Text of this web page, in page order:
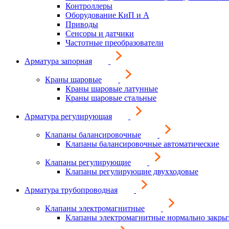
Контроллеры
Оборудование КиП и А
Приводы
Сенсоры и датчики
Частотные преобразователи
Арматура запорная
Краны шаровые
Краны шаровые латунные
Краны шаровые стальные
Арматура регулирующая
Клапаны балансировочные
Клапаны балансировочные автоматические
Клапаны регулирующие
Клапаны регулирующие двухходовые
Арматура трубопроводная
Клапаны электромагнитные
Клапаны электромагнитные нормально